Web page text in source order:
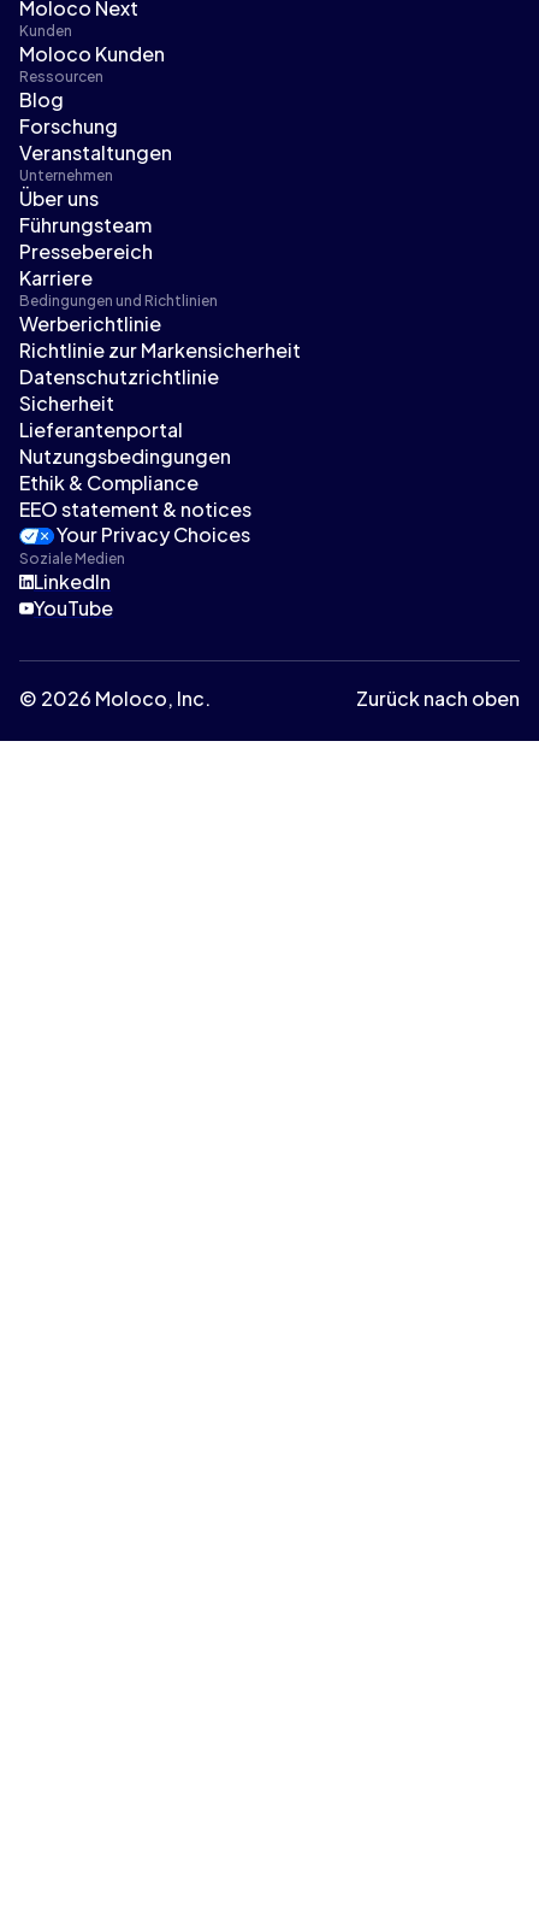
Moloco Next
Kunden
Moloco Kunden
Ressourcen
Blog
Forschung
Veranstaltungen
Unternehmen
Über uns
Führungsteam
Pressebereich
Karriere
Bedingungen und Richtlinien
Werberichtlinie
Richtlinie zur Markensicherheit
Datenschutzrichtlinie
Sicherheit
Lieferantenportal
Nutzungsbedingungen
Ethik & Compliance
EEO statement & notices
Your Privacy Choices
Soziale Medien
LinkedIn
YouTube
© 2026 Moloco, Inc. Zurück nach oben